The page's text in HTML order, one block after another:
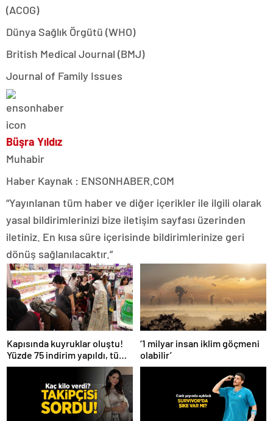
(ACOG)
Dünya Sağlık Örgütü (WHO)
British Medical Journal (BMJ)
Journal of Family Issues
Büşra Yıldız
Muhabir
Haber Kaynak : ENSONHABER.COM
“Yayınlanan tüm haber ve diğer içerikler ile ilgili olarak
yasal bildirimlerinizi bize iletişim sayfası üzerinden
iletiniz. En kısa süre içerisinde bildirimlerinize geri
dönüş sağlanılacaktır.”
Kapısında kuyruklar oluştu!
Yüzde 75 indirim yapıldı, tüm
ürünler kapış kapış gitti
‘1 milyar insan iklim göçmeni
olabilir’